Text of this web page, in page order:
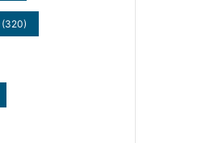
(320)